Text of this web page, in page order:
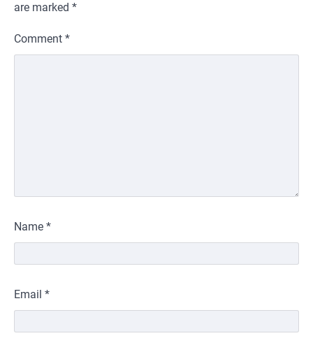
are marked *
Comment *
Name *
Email *